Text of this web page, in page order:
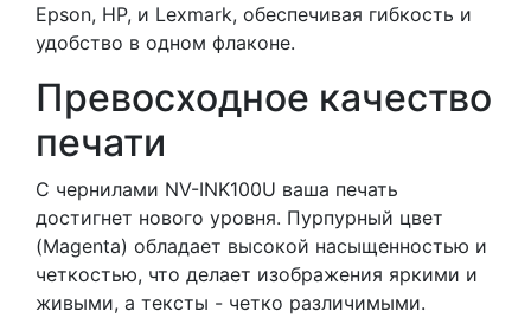
Epson, HP, и Lexmark, обеспечивая гибкость и
удобство в одном флаконе.
Превосходное качество
печати
С чернилами NV-INK100U ваша печать
достигнет нового уровня. Пурпурный цвет
(Magenta) обладает высокой насыщенностью и
четкостью, что делает изображения яркими и
живыми, а тексты - четко различимыми.